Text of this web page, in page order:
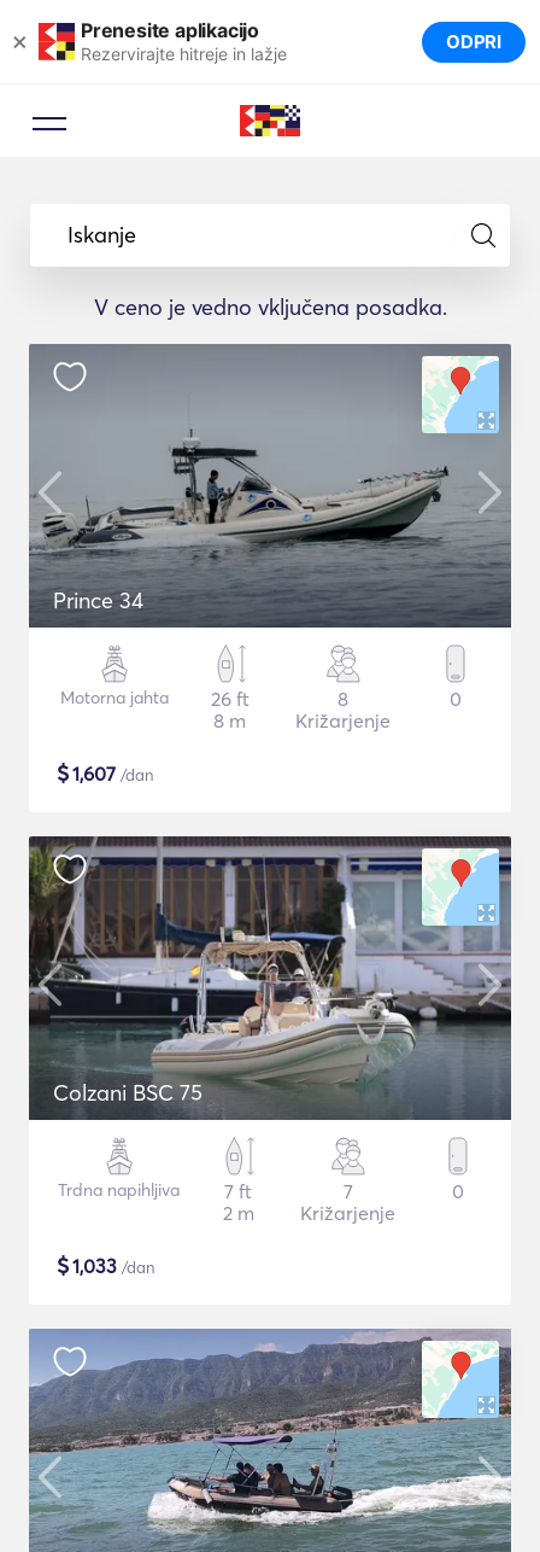
× Prenesite aplikacijo
Rezervirajte hitreje in lažje ODPRI
Iskanje
V ceno je vedno vključena posadka.
Prince 34
Motorna jahta
26 ft
8 m
8
Križarjenje
0
$1,607 /dan
Colzani BSC 75
Trdna napihljiva
7 ft
2 m
7
Križarjenje
0
$1,033 /dan